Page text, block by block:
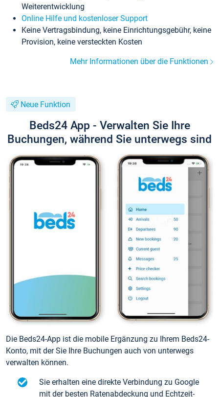
Weiterentwicklung
Online Hilfe und kostenloser Support
Keine Vertragsbindung, keine Einrichtungsgebühr, keine
Provision, keine versteckten Kosten
Mehr Informationen über die Funktionen
Neue Funktion
Beds24 App - Verwalten Sie Ihre
Buchungen, während Sie unterwegs sind
Die Beds24-App ist die mobile Ergänzung zu Ihrem Beds24-
Konto, mit der Sie Ihre Buchungen auch von unterwegs
verwalten können.
Sie erhalten eine direkte Verbindung zu Google
mit der besten Ratenabdeckung und Echtzeit-